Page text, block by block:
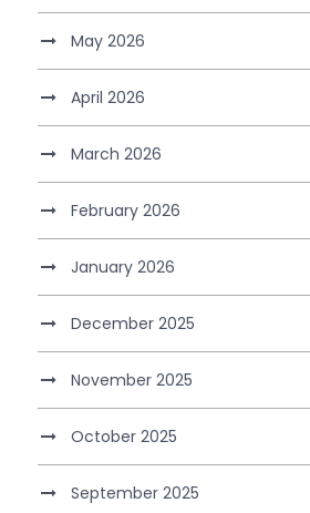
May 2026
April 2026
March 2026
February 2026
January 2026
December 2025
November 2025
October 2025
September 2025